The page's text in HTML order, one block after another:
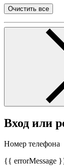
Очистить все
Вход или
Номер телефона
{{ errorMessage